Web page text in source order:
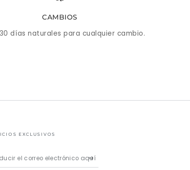
CAMBIOS
días naturales para cualquier cambio.
EXCLUSIVOS